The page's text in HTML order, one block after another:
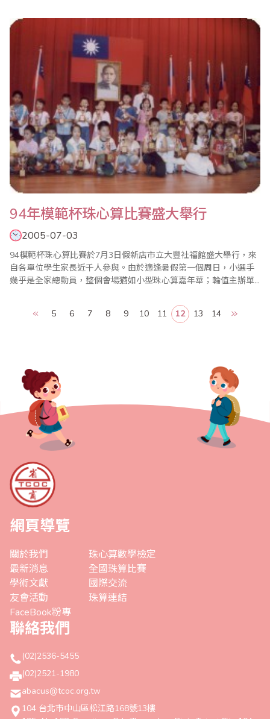
94年模範杯珠心算比賽盛大舉行
2005-07-03
94模範杯珠心算比賽於7月3日假新店市立大豐社福館盛大舉行，來
自各單位學生家長近千人參與。由於適逢暑假第一個周日，小選手
幾乎是全家總動員，整個會場猶如小型珠心算嘉年華；輪值主辦單
在咫呎；鳥來泡湯、坪林品茗、動物園zoomail都是新子遊憩好地
方。大會指導顧問陳士忠於頒獎典禮致詞說明模範杯舉辦緣由與意
5 6 7 8 9 10 11 12 13 14
網頁導覽
關於我們
最新消息
學術文獻
友會活動
FaceBook粉專
珠心算數學檢定
全國珠算比賽
國際交流
珠算連結
聯絡我們
(02)2536-5455
(02)2521-1980
abacus@tcoc.org.tw
104 台北市中山區松江路168號13樓